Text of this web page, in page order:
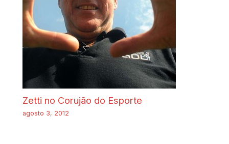
Zetti no Corujão do Esporte
agosto 3, 2012